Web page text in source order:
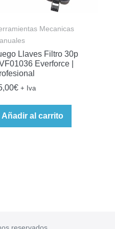
Mecanicas
Llaves Filtro 30p
Everforce |
€ + Iva
Añadir al carrito
reservados